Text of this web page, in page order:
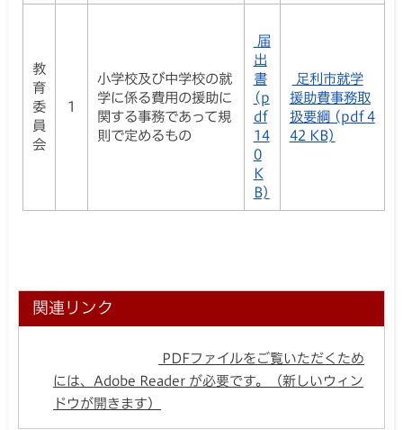
教
育
委
員
会
1
小学校及び中学校の就
学に係る費用の援助に
関する事務であって規
則で定めるもの
届
出
書
(p
df
14
0
K
B)
足利市就学
援助費事務取
扱要綱 (pdf 4
42 KB)
関連リンク
PDFファイルをご覧いただくため
には、Adobe Reader が必要です。（新しいウィン
ドウが開きます）